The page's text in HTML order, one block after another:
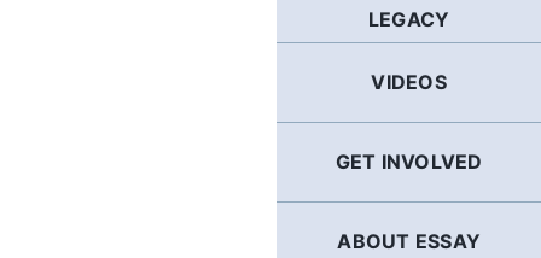
LEGACY
VIDEOS
GET INVOLVED
ABOUT ESSAY